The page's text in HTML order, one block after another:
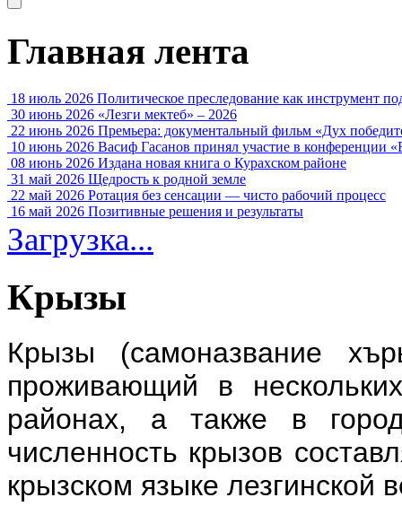
Главная лента
18 июль 2026 Политическое преследование как инструмент
30 июнь 2026 «Лезги мектеб» – 2026
22 июнь 2026 Премьера: документальный фильм «Дух
10 июнь 2026 Васиф Гасанов принял участие в конференции
08 июнь 2026 Издана новая книга о Курахском районе
31 май 2026 Щедрость к родной земле
22 май 2026 Ротация без сенсации — чисто рабочий процесс
16 май 2026 Позитивные решения и результаты
Загрузка...
Крызы
Крызы (самоназвание
проживающий в
районах, а также в
численность крызов
крызском языке лезгинской